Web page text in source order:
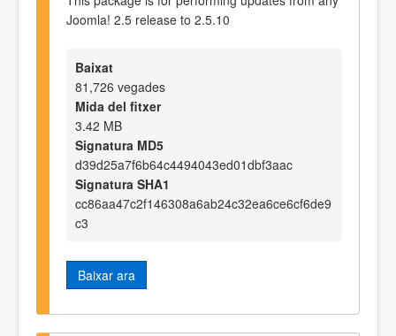
Joomla! 2.5 release to 2.5.10
Baixat
81,726 vegades
Mida del fitxer
3.42 MB
Signatura MD5
d39d25a7f6b64c4494043ed01dbf3aac
Signatura SHA1
cc86aa47c2f146308a6ab24c32ea6ce6cf6de9
c3
Baixar ara